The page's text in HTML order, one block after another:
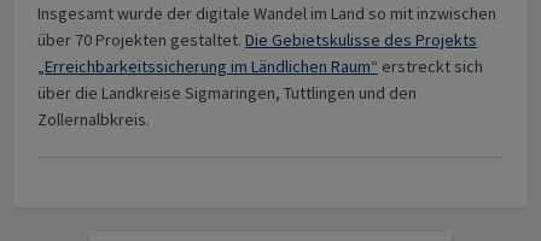
Insgesamt wurde der digitale Wandel im Land so mit inzwischen
über 70 Projekten gestaltet.Die Gebietskulisse des Projekts
„Erreichbarkeitssicherung im Ländlichen Raum“ erstreckt sich
über die Landkreise Sigmaringen, Tuttlingen und den
Zollernalbkreis.